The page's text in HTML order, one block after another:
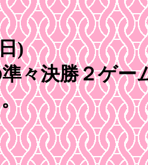
)
々決勝２ゲー